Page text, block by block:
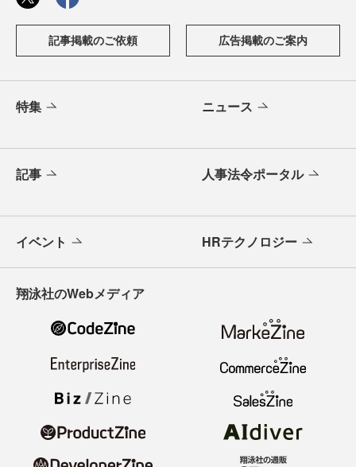
記事掲載のご依頼 広告掲載のご案内
特集 ニュース
記事 人事法令ポータル
イベント HRテクノロジー
翔泳社のWebメディア